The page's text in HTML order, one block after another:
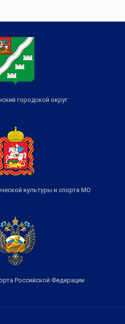
городской округ
культуры и спорта МО
Российской Федерации